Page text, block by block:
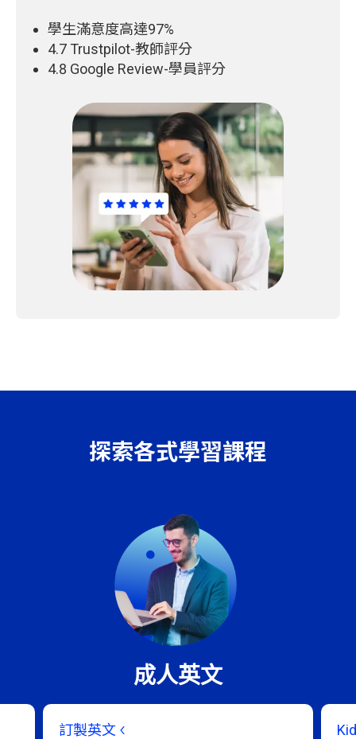
學生滿意度高達97%
4.7 Trustpilot-教師評分
4.8 Google Review-學員評分
探索各式學習課程
成人英文
訂製英文